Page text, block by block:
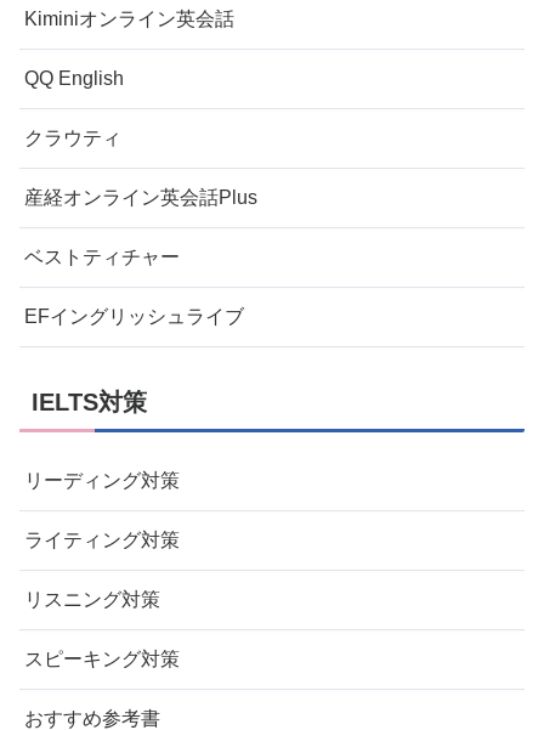
Kiminiオンライン英会話
QQ English
クラウティ
産経オンライン英会話Plus
ベストティチャー
EFイングリッシュライブ
IELTS対策
リーディング対策
ライティング対策
リスニング対策
スピーキング対策
おすすめ参考書